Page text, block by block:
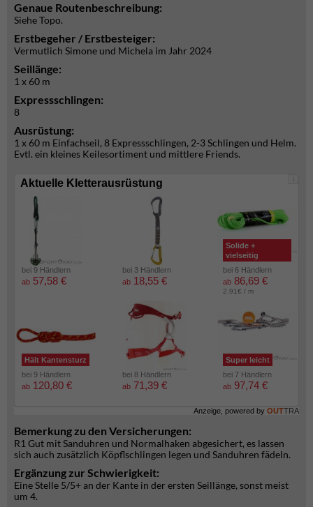
Genaue Routenbeschreibung:
Siehe Topo.
Erstbegeher / Erstbesteiger:
Vermutlich Simone und Michela im Jahr 2024
Seillänge:
1 x 60 m
Expressschlingen:
8
Ausrüstung:
1 x 60 m Einfachseil, 8 Expressschlingen, 2-3 Schlingen und Helm.
Evtl. ein kleines Keilesortiment und mittlere Friends.
i
Aktuelle Kletterausrüstung
bei 9 Händlern
ab 57,58 €
bei 3 Händlern
ab 18,55 €
Solide +
vielseitig
bei 6 Händlern
ab 86,69 €
2.91€ / m
Hält Kantensturz
bei 9 Händlern
ab 120,80 €
bei 8 Händlern
ab 71,39 €
Super leicht
bei 7 Händlern
ab 97,74 €
Anzeige, powered by OUTTRA
Bemerkung zu den Versicherungen:
R1 Gut mit Sanduhren und Normalhaken abgesichert, es lassen
sich auch zusätzlich Köpflschlingen legen und Sanduhren fädeln.
Ergänzung zur Schwierigkeit:
Eine Stelle 5/5+ an der Kante in der ersten Seillänge, sonst meist
um 4.